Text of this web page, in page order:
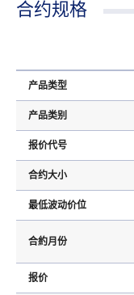
合约规格
产品类型
产品类别
报价代号
合约大小
最低波动价位
合約月份
报价